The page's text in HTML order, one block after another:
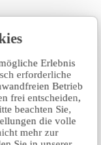
Erlebnis
erforderliche
Betrieb
frei entscheiden,
beachten Sie,
die volle
mehr zur